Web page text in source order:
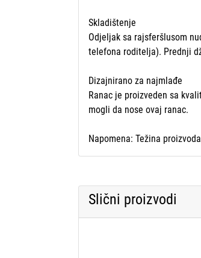
Skladištenje
Odjeljak sa rajsferšlusom
telefona roditelja). Prednji
Dizajnirano za najmlađe
Ranac je proizveden sa
mogli da nose ovaj ranac.
Napomena: Težina
Slični proizvodi